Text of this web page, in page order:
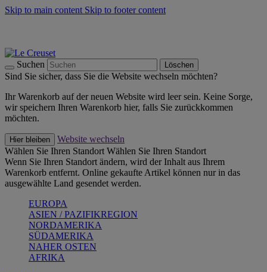
Skip to main content Skip to footer content
Suchen Löschen
Sind Sie sicher, dass Sie die Website wechseln möchten?
Ihr Warenkorb auf der neuen Website wird leer sein. Keine Sorge,
wir speichern Ihren Warenkorb hier, falls Sie zurückkommen
möchten.
Hier bleiben
Website wechseln
Wählen Sie Ihren Standort Wählen Sie Ihren Standort
Wenn Sie Ihren Standort ändern, wird der Inhalt aus Ihrem
Warenkorb entfernt. Online gekaufte Artikel können nur in das
ausgewählte Land gesendet werden.
EUROPA
ASIEN / PAZIFIKREGION
NORDAMERIKA
SÜDAMERIKA
NAHER OSTEN
AFRIKA